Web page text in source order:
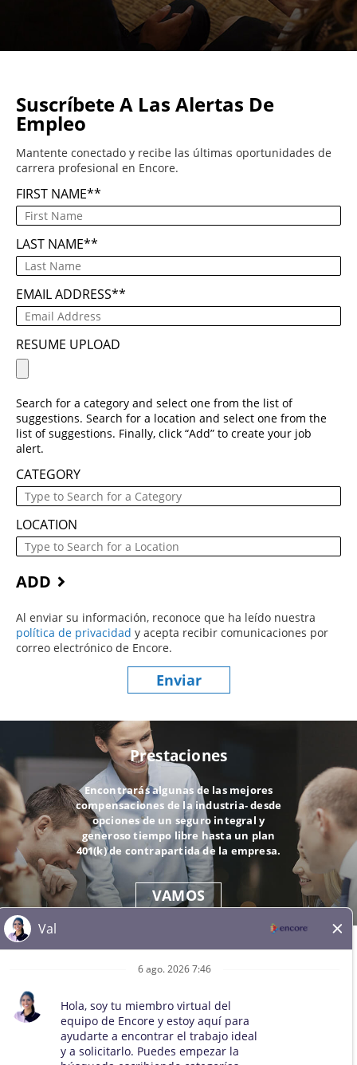
Suscríbete A Las Alertas De
Empleo
Mantente conectado y recibe las últimas oportunidades de
carrera profesional en Encore.
FIRST NAME*
LAST NAME*
EMAIL ADDRESS*
RESUME UPLOAD
Search for a category and select one from the list of
suggestions. Search for a location and select one from the
list of suggestions. Finally, click “Add” to create your job
alert.
CATEGORY
LOCATION
ADD
Al enviar su información, reconoce que ha leído nuestra
política de privacidad (este contenido se abre en una nueva
y acepta recibir comunicaciones por
correo electrónico de Encore.
Enviar
Prestaciones
Encontrarás algunas de las mejores
compensaciones de la industria- desde
opciones de un seguro integral y
generoso tiempo libre hasta un plan
401(k) de contrapartida de la empresa.
VAMOS
comerciales de terceros se mantienen como propiedad de sus
respectivos dueños. Todos los solicitantes cualificados serán
considerados para el puesto sin distinción de raza, color, sexo,
orientación sexual, identidad de género, religión, nacionalidad,
discapacidad, condición de veterano, edad, estado civil,